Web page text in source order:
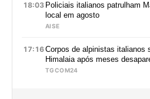
18:03 Policiais italianos patrulham
local em agosto
AISE
17:16Corpos de alpinistas italianos
Himalaia após meses
TGCOM24